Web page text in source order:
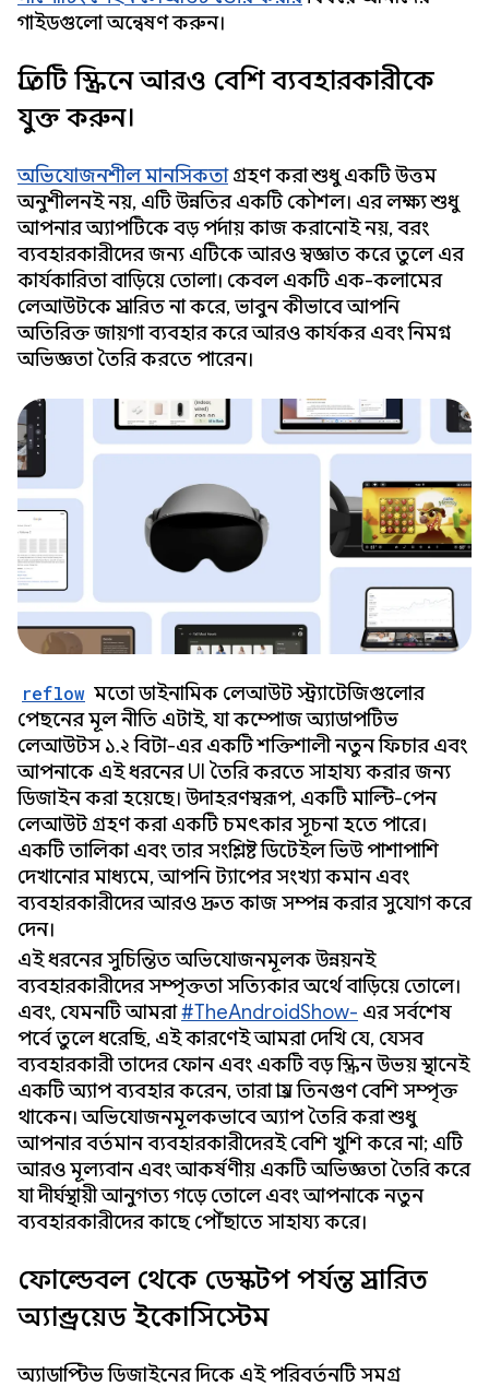
গাইডগুলো অন্বেষণ করুন।
প্রতিটি স্ক্রিনে আরও বেশি ব্যবহারকারীকে
যুক্ত করুন।
অভিযোজনশীল মানসিকতাগ্রহণ করা শুধু একটি উত্তম
অনুশীলনই নয়, এটি উন্নতির একটি কৌশল। এর লক্ষ্য শুধু
আপনার অ্যাপটিকে বড় পর্দায় কাজ করানোই নয়, বরং
ব্যবহারকারীদের জন্য এটিকে আরও স্বজ্ঞাত করে তুলে এর
কার্যকারিতা বাড়িয়ে তোলা। কেবল একটি এক-কলামের
লেআউটকে প্রসারিত না করে, ভাবুন কীভাবে আপনি
অতিরিক্ত জায়গা ব্যবহার করে আরও কার্যকর এবং নিমগ্ন
অভিজ্ঞতা তৈরি করতে পারেন।
reflow মতো ডাইনামিক লেআউট স্ট্র্যাটেজিগুলোর
পেছনের মূল নীতি এটাই, যা কম্পোজ অ্যাডাপটিভ
লেআউটস ১.২ বিটা-এর একটি শক্তিশালী নতুন ফিচার এবং
আপনাকে এই ধরনের UI তৈরি করতে সাহায্য করার জন্য
ডিজাইন করা হয়েছে। উদাহরণস্বরূপ, একটি মাল্টি-পেন
লেআউট গ্রহণ করা একটি চমৎকার সূচনা হতে পারে।
একটি তালিকা এবং তার সংশ্লিষ্ট ডিটেইল ভিউ পাশাপাশি
দেখানোর মাধ্যমে, আপনি ট্যাপের সংখ্যা কমান এবং
ব্যবহারকারীদের আরও দ্রুত কাজ সম্পন্ন করার সুযোগ করে
দেন।
এই ধরনের সুচিন্তিত অভিযোজনমূলক উন্নয়নই
ব্যবহারকারীদের সম্পৃক্ততা সত্যিকার অর্থে বাড়িয়ে তোলে।
এবং, যেমনটি আমরা#TheAndroidShow- এর সর্বশেষ
পর্বে তুলে ধরেছি, এই কারণেই আমরা দেখি যে, যেসব
ব্যবহারকারী তাদের ফোন এবং একটি বড় স্ক্রিন উভয় স্থানেই
একটি অ্যাপ ব্যবহার করেন, তারা প্রায় তিনগুণ বেশি সম্পৃক্ত
থাকেন। অভিযোজনমূলকভাবে অ্যাপ তৈরি করা শুধু
আপনার বর্তমান ব্যবহারকারীদেরই বেশি খুশি করে না; এটি
আরও মূল্যবান এবং আকর্ষণীয় একটি অভিজ্ঞতা তৈরি করে
যা দীর্ঘস্থায়ী আনুগত্য গড়ে তোলে এবং আপনাকে নতুন
ব্যবহারকারীদের কাছে পৌঁছাতে সাহায্য করে।
ফোল্ডেবল থেকে ডেস্কটপ পর্যন্ত প্রসারিত
অ্যান্ড্রয়েড ইকোসিস্টেম
অ্যাডাপ্টিভ ডিজাইনের দিকে এই পরিবর্তনটি সমগ্র